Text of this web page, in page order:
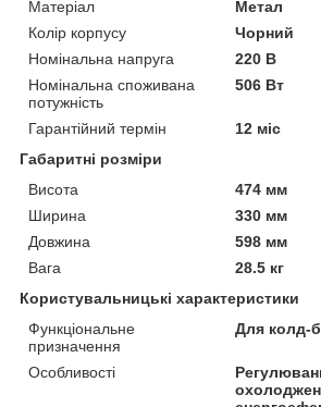
Матеріал
Метал
Колір корпусу
Чорний
Номінальна напруга
220 В
Номінальна споживана
потужність
506 Вт
Гарантійний термін
12 міс
Габаритні розміри
Висота
474 мм
Ширина
330 мм
Довжина
598 мм
Вага
28.5 кг
Користувальницькі характеристики
Функціональне
призначення
Для колд-
Особливості